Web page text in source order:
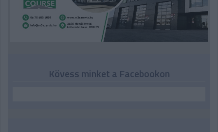
Kövess minket a Facebookon